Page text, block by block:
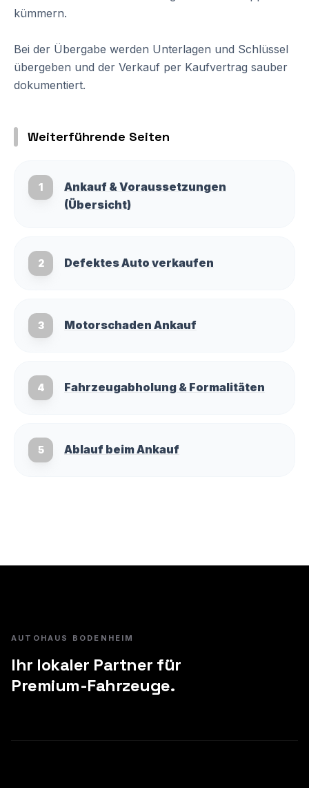
kümmern.
Bei der Übergabe werden Unterlagen und Schlüssel
übergeben und der Verkauf per Kaufvertrag sauber
dokumentiert.
Weiterführende Seiten
1
Ankauf & Voraussetzungen
(Übersicht)
2 Defektes Auto verkaufen
3 Motorschaden Ankauf
4 Fahrzeugabholung & Formalitäten
5 Ablauf beim Ankauf
AUTOHAUS BODENHEIM
Ihr lokaler Partner für
Premium-Fahrzeuge.